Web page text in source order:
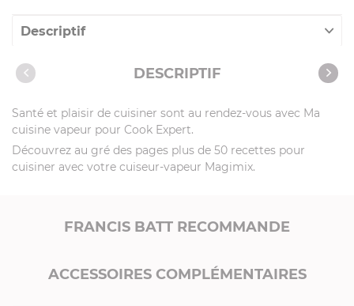
Descriptif
Caractéristiques DESCRIPTIF
Santé et plaisir de cuisiner sont au rendez-vous avec Ma
cuisine vapeur pour Cook Expert.
Découvrez au gré des pages plus de 50 recettes pour
cuisiner avec votre cuiseur-vapeur Magimix.
FRANCIS BATT RECOMMANDE
ACCESSOIRES COMPLÉMENTAIRES